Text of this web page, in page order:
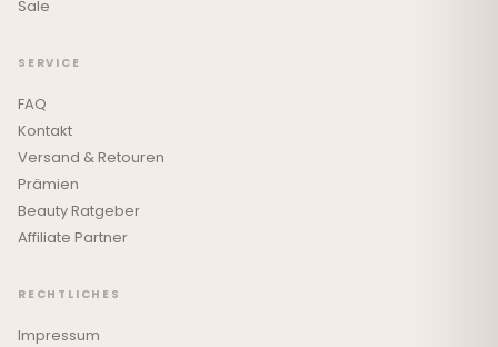
Sale
SERVICE
FAQ
Kontakt
Versand & Retouren
Prämien
Beauty Ratgeber
Affiliate Partner
RECHTLICHES
Impressum